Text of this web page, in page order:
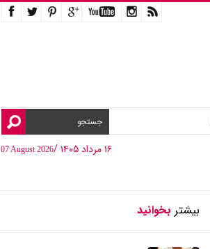
۱۶ مرداد ۱۴۰۵ /
07 August 2026
بیشتر بخوانید